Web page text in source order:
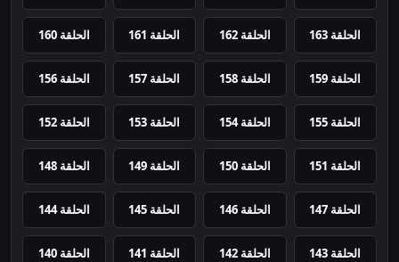
الحلقة 163 الحلقة 162 الحلقة 161 الحلقة 160
الحلقة 159 الحلقة 158 الحلقة 157 الحلقة 156
الحلقة 155 الحلقة 154 الحلقة 153 الحلقة 152
الحلقة 151 الحلقة 150 الحلقة 149 الحلقة 148
الحلقة 147 الحلقة 146 الحلقة 145 الحلقة 144
الحلقة 143 الحلقة 142 الحلقة 141 الحلقة 140